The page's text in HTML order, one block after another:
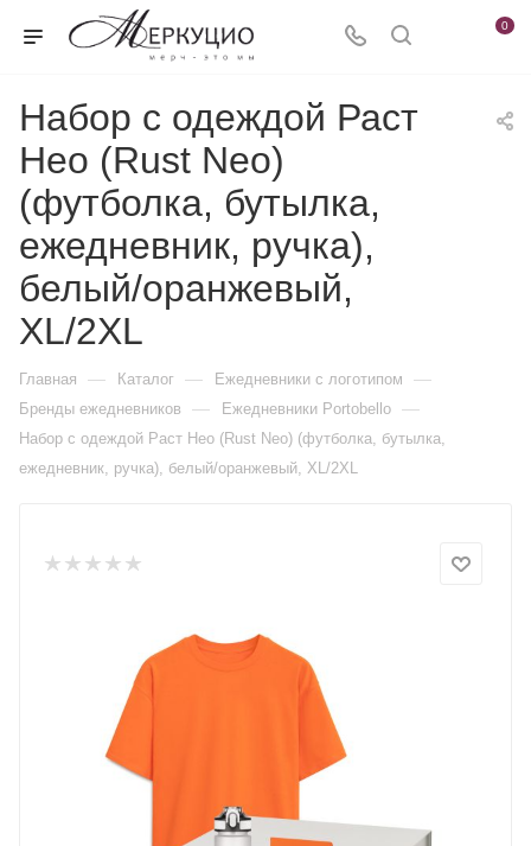
0
Набор с одеждой Раст
Нео (Rust Neo)
(футболка, бутылка,
ежедневник, ручка),
белый/оранжевый,
XL/2XL
Главная — Каталог — Ежедневники c логотипом —
Бренды ежедневников — Ежедневники Portobello —
Набор с одеждой Раст Нео (Rust Neo) (футболка, бутылка,
ежедневник, ручка), белый/оранжевый, XL/2XL